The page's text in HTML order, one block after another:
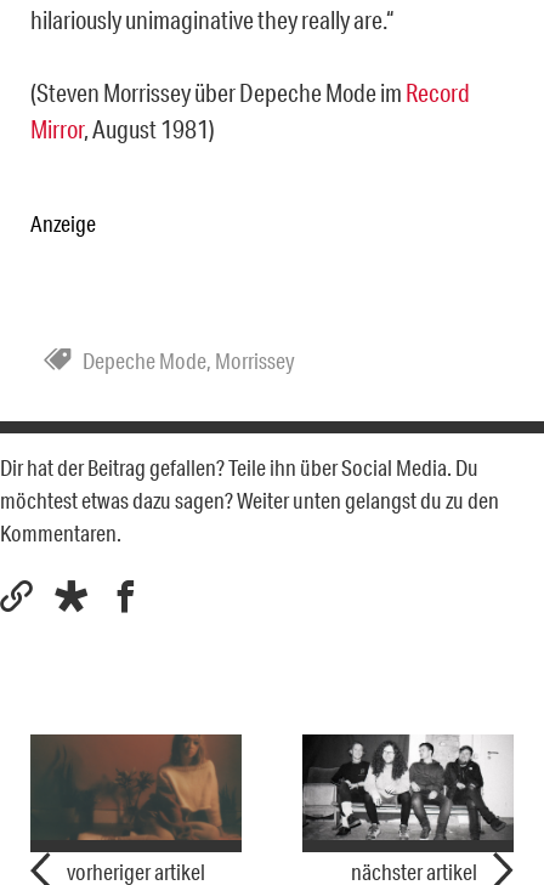
hilariously unimaginative they really are.“
(Steven Morrissey über Depeche Mode im Record
Mirror, August 1981)
Anzeige
Depeche Mode, Morrissey
Dir hat der Beitrag gefallen? Teile ihn über Social Media. Du
möchtest etwas dazu sagen? Weiter unten gelangst du zu den
Kommentaren.
vorheriger artikel nächster artikel